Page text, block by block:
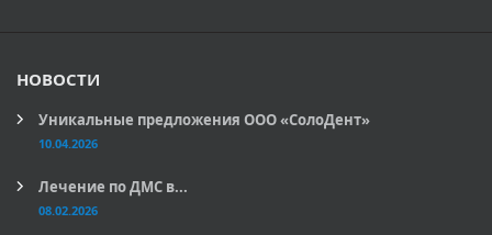
НОВОСТИ
Уникальные предложения ООО «СолоДент»
10.04.2026
Лечение по ДМС в...
08.02.2026